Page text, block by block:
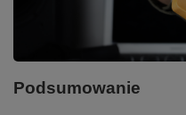
Podsumowanie